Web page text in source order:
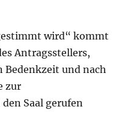
wird“ kommt
Antragsstellers,
Bedenkzeit und nach
zur
Saal gerufen